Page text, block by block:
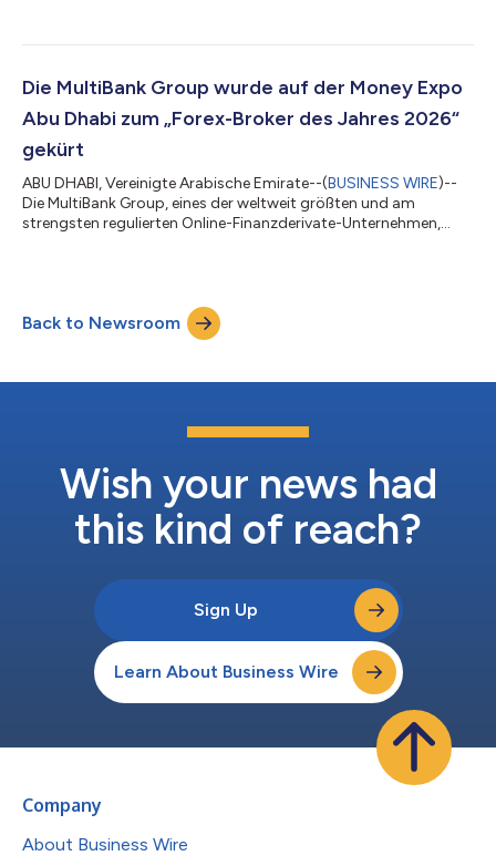
Führungsteam von Weltklasse aufzubauen, während es sein
Kapazitäten ausbaut. Mit mehr als 20 Jahren Erfahrung in den
Bereichen Vertrieb, Geschäftsentwick...
Die MultiBank Group wurde auf der Money Expo
Abu Dhabi zum „Forex-Broker des Jahres 2026“
gekürt
ABU DHABI, Vereinigte Arabische Emirate--(BUSINESS WIRE)--
Die MultiBank Group, eines der weltweit größten und am
strengsten regulierten Online-Finanzderivate-Unternehmen,
wird der Broker gewürdigt, der in der globalen Handels- und
Fintech-Branche Maßstäbe für herausragende Leistungen setzt.
Die Teilnahme der MultiBank...
Back to Newsroom
Wish your news had
this kind of reach?
Sign Up
Learn About Business Wire
Company
About Business Wire